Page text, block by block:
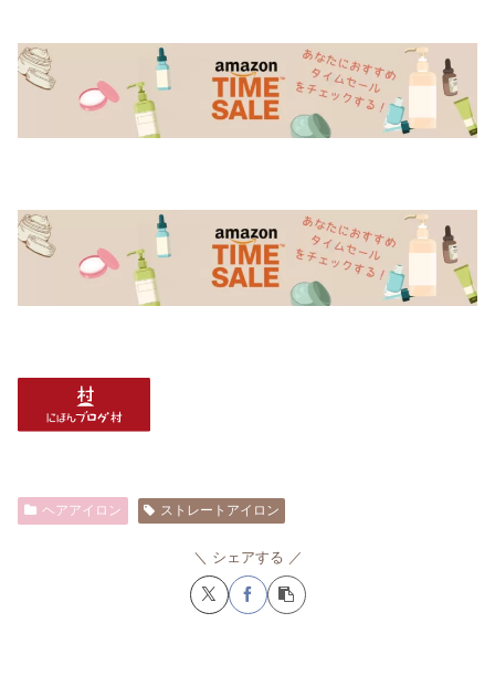
ヘアアイロン ストレートアイロン
シェアする